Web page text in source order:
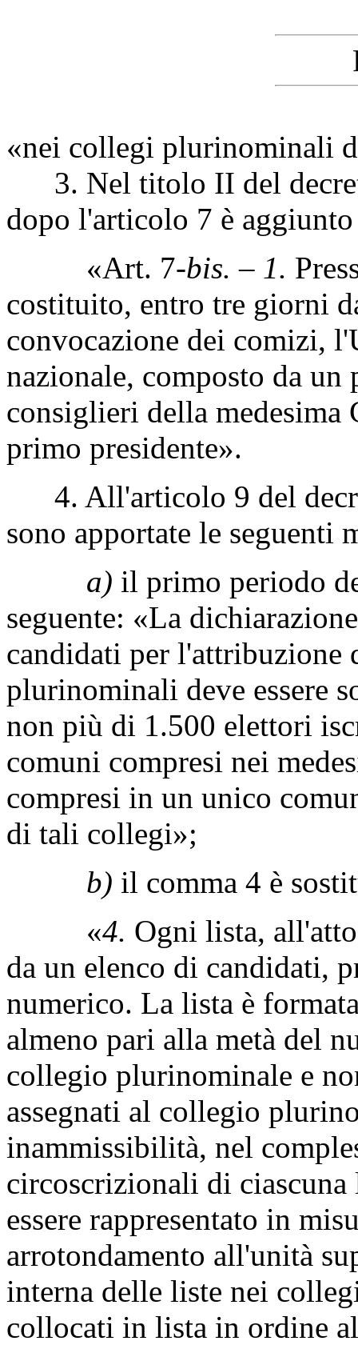
«nei collegi plurinominali
3. Nel titolo II del
dopo l'articolo 7 è
«Art. 7-bis. – 1.
costituito, entro tre giorni
convocazione dei comizi,
nazionale, composto da un
consiglieri della medesima
primo presidente».
4. All'articolo 9 del
sono apportate le seguenti
a) il primo periodo
seguente: «La
candidati per l'attribuzione
plurinominali deve essere
non più di 1.500 elettori
comuni compresi nei
compresi in un unico
di tali collegi»;
b) il comma 4 è
«4. Ogni lista,
da un elenco di candidati,
numerico. La lista è
almeno pari alla metà del
collegio plurinominale e
assegnati al collegio
inammissibilità, nel
circoscrizionali di ciascuna
essere rappresentato in
arrotondamento all'unità
interna delle liste nei
collocati in lista in ordine